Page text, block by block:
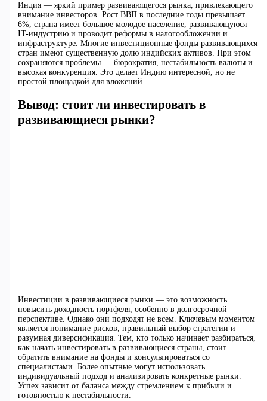
Индия — яркий пример развивающегося рынка, привлекающего
внимание инвесторов. Рост ВВП в последние годы превышает
6%, страна имеет большое молодое население, развивающуюся
IT-индустрию и проводит реформы в налогообложении и
инфраструктуре. Многие инвестиционные фонды развивающихся
стран имеют существенную долю индийских активов. При этом
сохраняются проблемы — бюрократия, нестабильность валюты и
высокая конкуренция. Это делает Индию интересной, но не
простой площадкой для вложений.
Вывод: стоит ли инвестировать в
развивающиеся рынки?
Инвестиции в развивающиеся рынки — это возможность
повысить доходность портфеля, особенно в долгосрочной
перспективе. Однако они подходят не всем. Ключевым моментом
является понимание рисков, правильный выбор стратегии и
разумная диверсификация. Тем, кто только начинает разбираться,
как начать инвестировать в развивающиеся страны, стоит
обратить внимание на фонды и консультироваться со
специалистами. Более опытные могут использовать
индивидуальный подход и анализировать конкретные рынки.
Успех зависит от баланса между стремлением к прибыли и
готовностью к нестабильности.